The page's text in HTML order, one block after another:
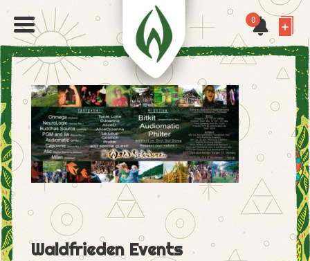
0
Waldfrieden Events